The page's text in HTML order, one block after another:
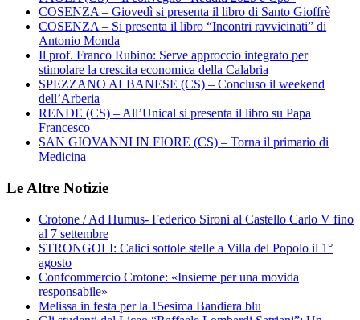
COSENZA – Giovedì si presenta il libro di Santo Gioffrè
COSENZA – Si presenta il libro “Incontri ravvicinati” di
Antonio Monda
Il prof. Franco Rubino: Serve approccio integrato per
stimolare la crescita economica della Calabria
SPEZZANO ALBANESE (CS) – Concluso il weekend
dell’Arberia
RENDE (CS) – All’Unical si presenta il libro su Papa
Francesco
SAN GIOVANNI IN FIORE (CS) – Torna il primario di
Medicina
Le Altre Notizie
Crotone / Ad Humus- Federico Sironi al Castello Carlo V fino
al 7 settembre
STRONGOLI: Calici sottole stelle a Villa del Popolo il 1°
agosto
Confcommercio Crotone: «Insieme per una movida
responsabile»
Melissa in festa per la 15esima Bandiera blu